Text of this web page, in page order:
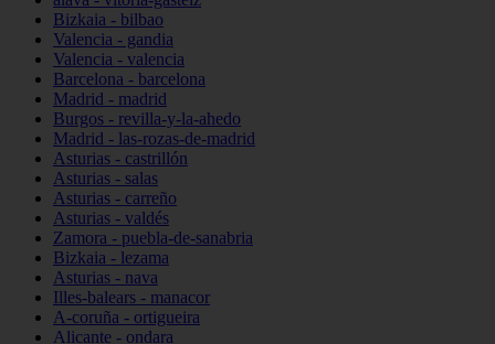
Bizkaia - bilbao
Valencia - gandia
Valencia - valencia
Barcelona - barcelona
Madrid - madrid
Burgos - revilla-y-la-ahedo
Madrid - las-rozas-de-madrid
Asturias - castrillón
Asturias - salas
Asturias - carreño
Asturias - valdés
Zamora - puebla-de-sanabria
Bizkaia - lezama
Asturias - nava
Illes-balears - manacor
A-coruña - ortigueira
Alicante - ondara